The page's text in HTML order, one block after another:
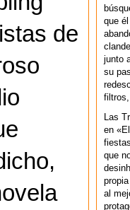
de
que
junto
su
filtros,
Las
en
que
al